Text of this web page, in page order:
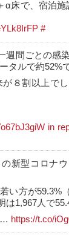
α床で、宿泊
#
週間ごとの感
タルで約52%
が８割以上で
in
新型コロナ
い方が59.3%
は1,967人で
… https://t.co/